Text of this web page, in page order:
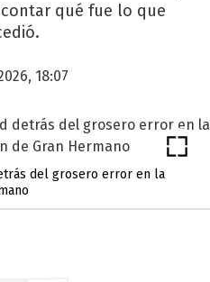
qué fue lo que
18:07
del grosero error en la